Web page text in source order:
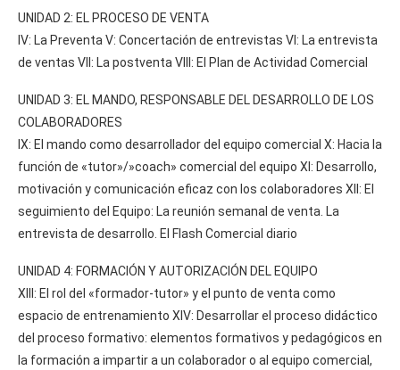
UNIDAD 2: EL PROCESO DE VENTA
IV: La Preventa V: Concertación de entrevistas VI: La entrevista
de ventas VII: La postventa VIII: El Plan de Actividad Comercial
UNIDAD 3: EL MANDO, RESPONSABLE DEL DESARROLLO DE LOS
COLABORADORES
IX: El mando como desarrollador del equipo comercial X: Hacia la
función de «tutor»/»coach» comercial del equipo XI: Desarrollo,
motivación y comunicación eficaz con los colaboradores XII: El
seguimiento del Equipo: La reunión semanal de venta. La
entrevista de desarrollo. El Flash Comercial diario
UNIDAD 4: FORMACIÓN Y AUTORIZACIÓN DEL EQUIPO
XIII: El rol del «formador-tutor» y el punto de venta como
espacio de entrenamiento XIV: Desarrollar el proceso didáctico
del proceso formativo: elementos formativos y pedagógicos en
la formación a impartir a un colaborador o al equipo comercial,